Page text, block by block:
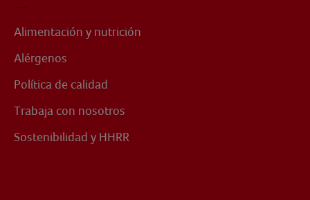
Alimentación y nutrición
Alérgenos
Política de calidad
Trabaja con nosotros
Sostenibilidad y HHRR